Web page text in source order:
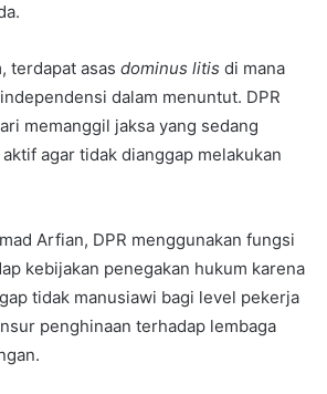
terdapat asas dominus litis di mana
dalam menuntut. DPR
memanggil jaksa yang sedang
agar tidak dianggap melakukan
Arfian, DPR menggunakan fungsi
kebijakan penegakan hukum karena
tidak manusiawi bagi level pekerja
penghinaan terhadap lembaga